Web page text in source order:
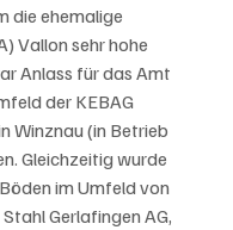
die ehemalige
Vallon sehr hohe
Anlass für das Amt
der KEBAG
Winznau (in Betrieb
Gleichzeitig wurde
im Umfeld von
Gerlafingen AG,